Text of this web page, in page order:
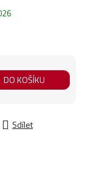
DO KOŠÍKU
Sdílet